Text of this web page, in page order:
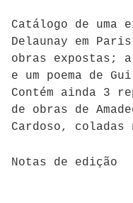
Catálogo de uma
Delaunay em
obras expostas;
e um poema de
Contém ainda 3
de obras de
Cardoso, coladas
Notas de edição